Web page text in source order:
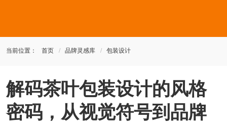
当前位置： 首页 品牌灵感库 包装设计
解码茶叶包装设计的风格
密码，从视觉符号到品牌